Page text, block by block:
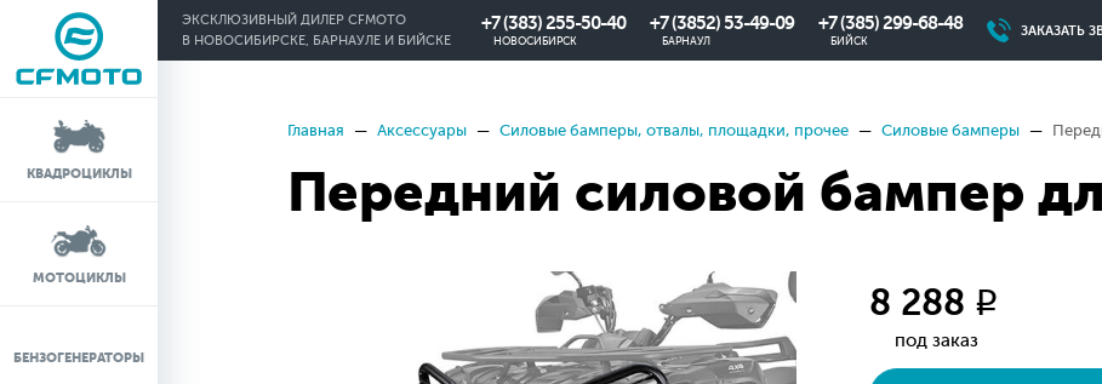
ЭКСКЛЮЗИВНЫЙ ДИЛЕР CFMOTO
В НОВОСИБИРСКЕ, БАРНАУЛЕ И БИЙСКЕ
+7 (383) 255-50-40
НОВОСИБИРСК
+7 (3852) 53-49-09
БАРНАУЛ
+7 (385) 299-68-48
БИЙСК
ЗАКАЗАТЬ
КВАДРОЦИКЛЫ
МОТОЦИКЛЫ
БЕНЗОГЕНЕРАТОРЫ
0%
IN
Главная Аксессуары Силовые бамперы, отвалы, площадки, прочее Силовые бамперы
Передний силовой бампер
8 288 q
под заказ